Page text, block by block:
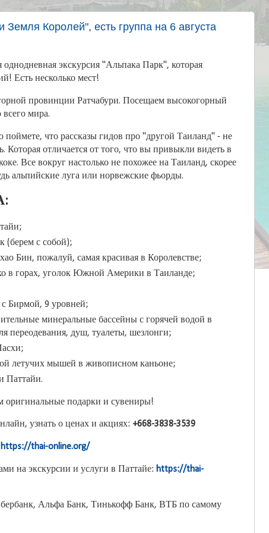
Земля Королей", есть группа на 6 августа
однодневная экскурсия "Альпака Парк", которая
Есть несколько мест!
провинции Ратчабури. Посещаем высокогорный
мира.
что рассказы гидов про "другой Таиланд" - не
Которая отличается от того, что вы привыкли видеть в
Все вокруг настолько не похожее на Таиланд, скорее
альпийские луга или норвежские фьорды.
(берем с собой);
Бин, пожалуй, самая красивая в Королевстве;
в горах, уголок Южной Америки в Таиланде;
Бирмой, 9 уровней;
минеральные бассейны с горячей водой в
переодевания, душ, туалеты, шезлонги;
летучих мышей в живописном каньоне;
Паттайи.
подарки и сувениры!
узнать о ценах и акциях: +668-3838-3539
https://thai-online.org/
на экскурсии и услуги в Паттайе: https://thai-
Альфа Банк, Тинькофф Банк, ВТБ по самому